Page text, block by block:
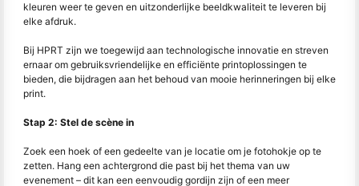
kleuren weer te geven en uitzonderlijke beeldkwaliteit te leveren bij
elke afdruk.
Bij HPRT zijn we toegewijd aan technologische innovatie en streven
ernaar om gebruiksvriendelijke en efficiënte printoplossingen te
bieden, die bijdragen aan het behoud van mooie herinneringen bij elke
print.
Stap 2: Stel de scène in
Zoek een hoek of een gedeelte van je locatie om je fotohokje op te
zetten. Hang een achtergrond die past bij het thema van uw
evenement – dit kan een eenvoudig gordijn zijn of een meer